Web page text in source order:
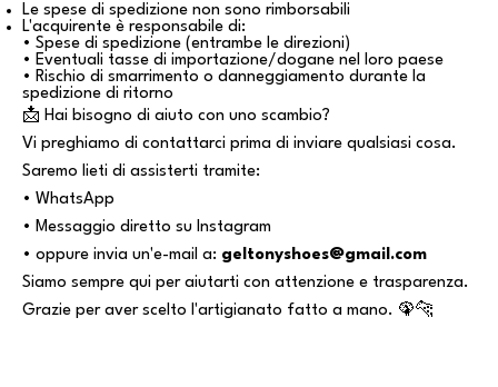
Le spese di spedizione non sono rimborsabili
L'acquirente è responsabile di:
• Spese di spedizione (entrambe le direzioni)
• Eventuali tasse di importazione/dogane nel loro paese
• Rischio di smarrimento o danneggiamento durante la
spedizione di ritorno
📩 Hai bisogno di aiuto con uno scambio?
Vi preghiamo di contattarci prima di inviare qualsiasi cosa.
Saremo lieti di assisterti tramite:
• WhatsApp
• Messaggio diretto su Instagram
• oppure invia un'e-mail a: geltonyshoes@gmail.com
Siamo sempre qui per aiutarti con attenzione e trasparenza.
Grazie per aver scelto l'artigianato fatto a mano. 🦚🐆